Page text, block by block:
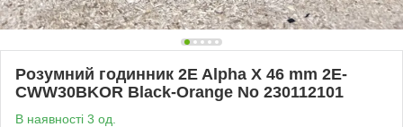
Розумний годинник 2E Alpha X 46 mm 2E-
CWW30BKOR Black-Orange No 230112101
В наявності 3 од.